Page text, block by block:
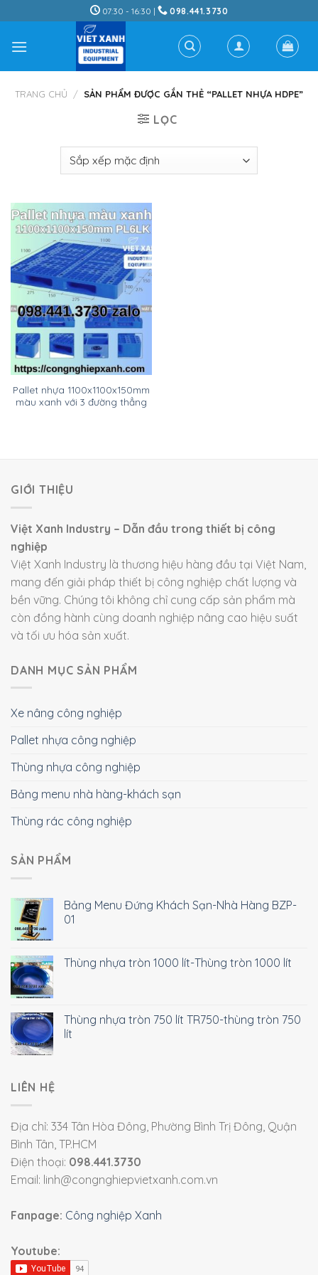
to
content
07:30 - 16:30 | 098.441.3730
TRANG CHỦ / SẢN PHẨM ĐƯỢC GẮN THẺ “PALLET NHỰA HDPE”
LỌC
Pallet nhựa 1100x1100x150mm
màu xanh với 3 đường thẳng
GIỚI THIỆU
Việt Xanh Industry – Dẫn đầu trong thiết bị công
nghiệp
Việt Xanh Industry là thương hiệu hàng đầu tại Việt Nam,
mang đến giải pháp thiết bị công nghiệp chất lượng và
bền vững. Chúng tôi không chỉ cung cấp sản phẩm mà
còn đồng hành cùng doanh nghiệp nâng cao hiệu suất
và tối ưu hóa sản xuất.
DANH MỤC SẢN PHẨM
Xe nâng công nghiệp
Pallet nhựa công nghiệp
Thùng nhựa công nghiệp
Bảng menu nhà hàng-khách sạn
Thùng rác công nghiệp
SẢN PHẨM
Bảng Menu Đứng Khách Sạn-Nhà Hàng BZP-
01
Thùng nhựa tròn 1000 lít-Thùng tròn 1000 lít
Thùng nhựa tròn 750 lít TR750-thùng tròn 750
lít
LIÊN HỆ
Địa chỉ: 334 Tân Hòa Đông, Phường Bình Trị Đông, Quận
Bình Tân, TP.HCM
Điện thoại: 098.441.3730
Email: linh@congnghiepvietxanh.com.vn
Fanpage: Công nghiệp Xanh
Youtube: